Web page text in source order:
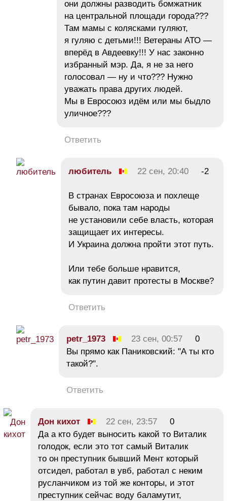
они должны разводить бомжатник
на центральной площади города???
Там мамы с колясками гуляют,
я гуляю с детьми!!! Ветераны АТО —
вперёд в Авдеевку!!! У нас законно
избранный мэр. Да, я не за него
голосовал — ну и что??? Нужно
уважать права других людей.
Мы в Евросоюз идём или мы быдло
уличное???
Ответить
любитель 22 сен, 20:40 -2
В странах Евросоюза и похлеще
бывало, пока там народы
не установили себе власть, которая
защищает их интересы.
И Украина должна пройти этот путь.
Или тебе больше нравится,
как путин давит протесты в Москве?
Ответить
petr_1973 23 сен, 00:57
0
Вы прямо как Паниковский: "А ты кто
такой?".
Ответить
Дон кихот 22 сен, 23:57
0
Да а кто будет выносить какой то Виталик
голодок, если это тот самый Виталик
то он преступник бывший Мент который
отсидел, работал в увб, работал с неким
русланчиком из той же конторы, и этот
преступник сейчас воду баламутит,